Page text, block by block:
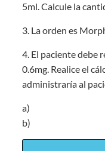
5ml. Calcule la
3. La orden es
4. El paciente debe
0.6mg. Realice el
administraría al
a)
b)